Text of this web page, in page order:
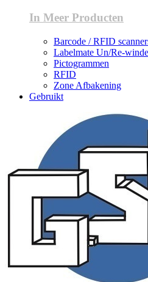
In Meer Producten
Barcode / RFID
Labelmate Un/Re-
Pictogrammen
RFID
Zone Afbakening
Gebruikt